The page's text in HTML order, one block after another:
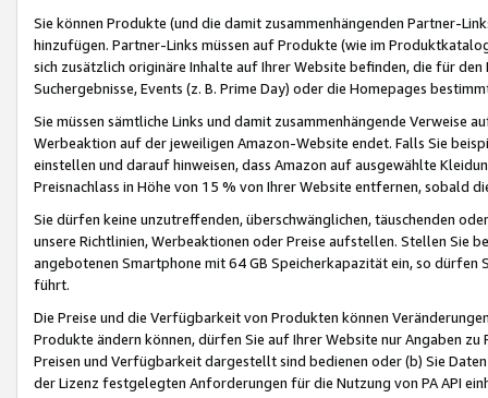
Sie können Produkte (und die damit zusammenhängenden Partner-
hinzufügen. Partner-Links müssen auf Produkte (wie im
sich zusätzlich originäre Inhalte auf Ihrer Website befinden, die für
Suchergebnisse, Events (z. B. Prime Day) oder die Homepages
Sie müssen sämtliche Links und damit zusammenhängende
Werbeaktion auf der jeweiligen Amazon-Website endet. Falls Sie
einstellen und darauf hinweisen, dass Amazon auf ausgewählte
Preisnachlass in Höhe von 15 % von Ihrer Website entfernen, sobald
Sie dürfen keine unzutreffenden, überschwänglichen, täuschenden
unsere Richtlinien, Werbeaktionen oder Preise aufstellen. Stellen Sie
angebotenen Smartphone mit 64 GB Speicherkapazität ein, so dürfen
führt.
Die Preise und die Verfügbarkeit von Produkten können
Produkte ändern können, dürfen Sie auf Ihrer Website nur Angaben
Preisen und Verfügbarkeit dargestellt sind bedienen oder (b) Sie
der Lizenz festgelegten Anforderungen für die Nutzung von PA API